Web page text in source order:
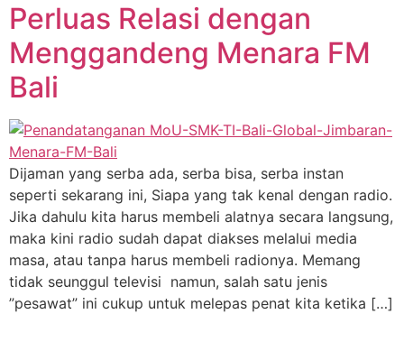
Perluas Relasi dengan
Menggandeng Menara FM
Bali
Dijaman yang serba ada, serba bisa, serba instan
seperti sekarang ini, Siapa yang tak kenal dengan radio.
Jika dahulu kita harus membeli alatnya secara langsung,
maka kini radio sudah dapat diakses melalui media
masa, atau tanpa harus membeli radionya. Memang
tidak seunggul televisi namun, salah satu jenis
”pesawat” ini cukup untuk melepas penat kita ketika […]